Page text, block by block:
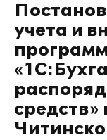
учета и